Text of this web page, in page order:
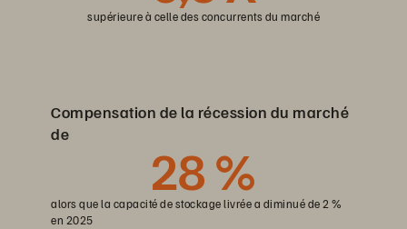
supérieure à celle des concurrents du marché
Compensation de la récession du marché
de
28%
alors que la capacité de stockage livrée a diminué de 2 %
en 2025